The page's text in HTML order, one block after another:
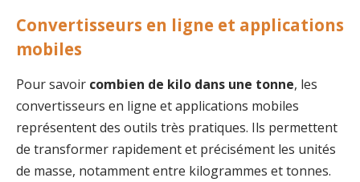
Convertisseurs en ligne et applications
mobiles
Pour savoir combien de kilo dans une tonne, les
convertisseurs en ligne et applications mobiles
représentent des outils très pratiques. Ils permettent
de transformer rapidement et précisément les unités
de masse, notamment entre kilogrammes et tonnes.